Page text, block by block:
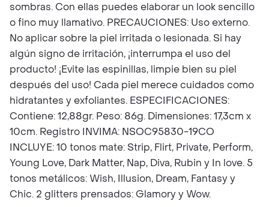
sombras. Con ellas puedes elaborar un look sencillo
o fino muy llamativo. PRECAUCIONES: Uso externo.
No aplicar sobre la piel irritada o lesionada. Si hay
algún signo de irritación, ¡interrumpa el uso del
producto! ¡Evite las espinillas, limpie bien su piel
después del uso! Cada piel merece cuidados como
hidratantes y exfoliantes. ESPECIFICACIONES:
Contiene: 12,88gr. Peso: 86g. Dimensiones: 17,3cm x
10cm. Registro INVIMA: NSOC95830-19CO
INCLUYE: 10 tonos mate: Strip, Flirt, Private, Perform,
Young Love, Dark Matter, Nap, Diva, Rubin y In love. 5
tonos metálicos: Wish, Illusion, Dream, Fantasy y
Chic. 2 glitters prensados: ​​Glamory y Wow.